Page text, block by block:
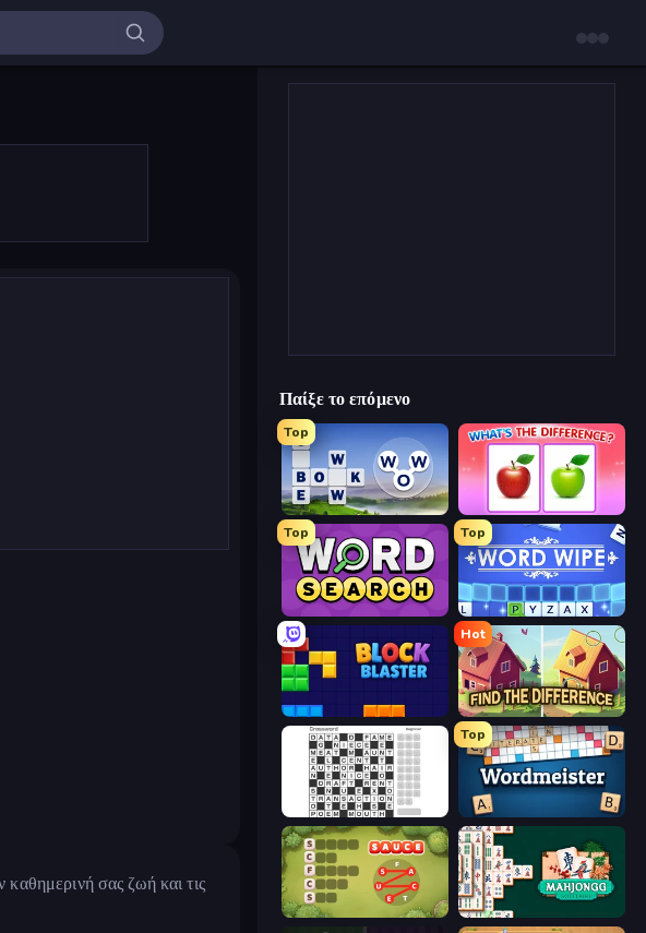
σας ζωή και τις
Παίξε το επόμενο
Top
Words of Wonders What's The Difference?
Top
Daily Word Search
Top
Word Wipe
Block Blaster
Hot
Find The Difference
Crossword
Top
Wordmeister
Crocword Mahjongg Solitaire